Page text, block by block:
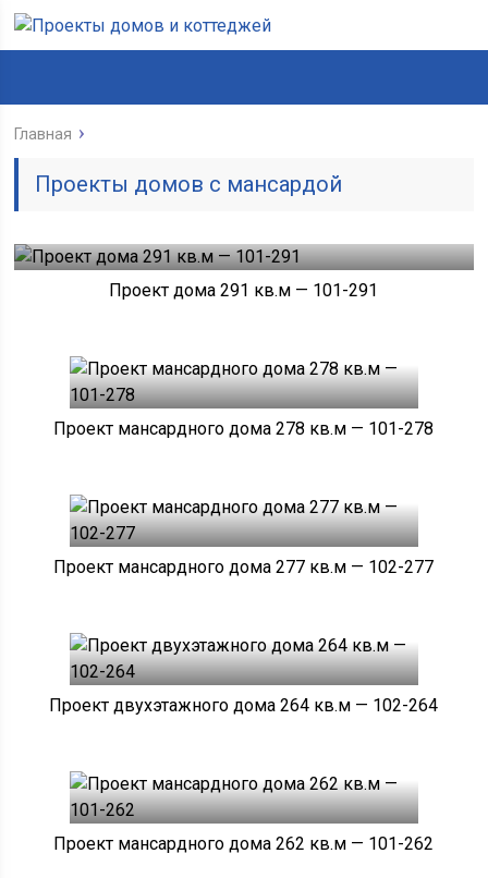
Главная
Проекты домов с мансардой
Проект дома 291 кв.м — 101-291
Проект мансардного дома 278 кв.м — 101-278
Проект мансардного дома 277 кв.м — 102-277
Проект двухэтажного дома 264 кв.м — 102-264
Проект мансардного дома 262 кв.м — 101-262